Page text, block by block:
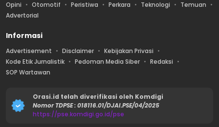
Opini
Otomotif Peristiwa Perkara Teknologi
Temuan
Advertorial
Informasi
Advertisement Disclaimer
Kebijakan Privasi
Kode Etik Jurnalistik
Pedoman Media Siber
Redaksi
SOP Wartawan
Orasi.id telah diverifikasi oleh Komdigi
Nomor TDPSE : 018116.01/DJAI.PSE/04/2025
https://pse.komdigi.go.id/pse